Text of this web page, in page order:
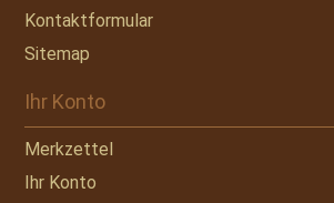
Kontaktformular
Sitemap
Ihr Konto
Merkzettel
Ihr Konto